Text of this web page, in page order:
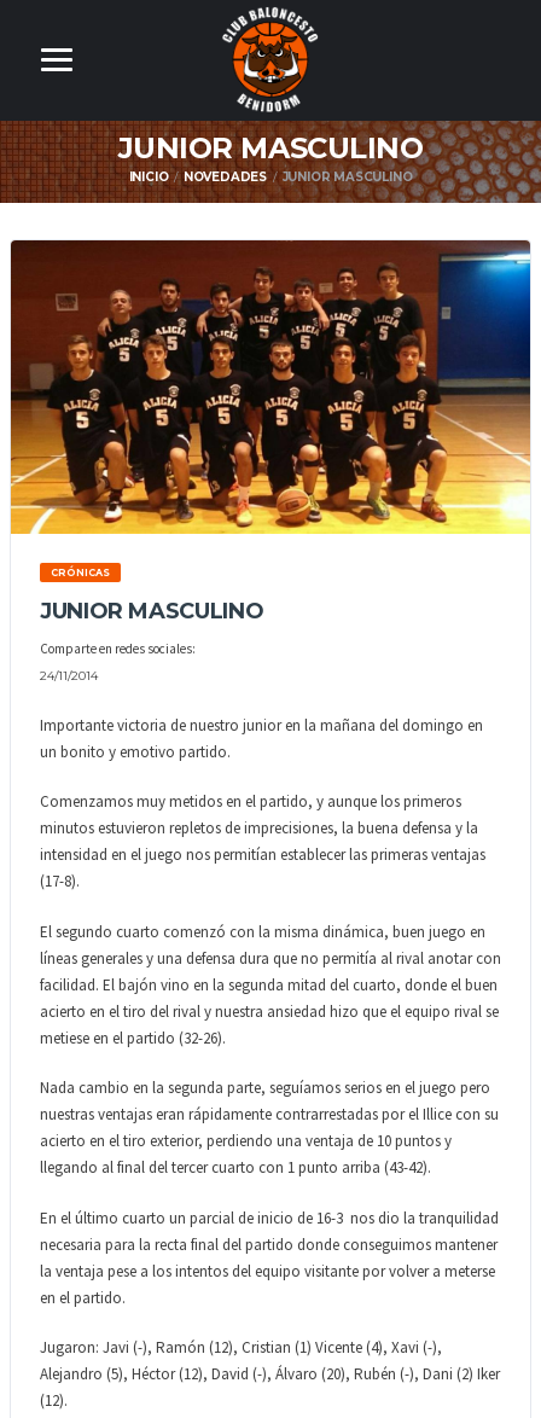
JUNIOR MASCULINO
INICIO NOVEDADES JUNIOR MASCULINO
CRÓNICAS
JUNIOR MASCULINO
Comparte en redes sociales:
24/11/2014
Importante victoria de nuestro junior en la mañana del domingo en
un bonito y emotivo partido.
Comenzamos muy metidos en el partido, y aunque los primeros
minutos estuvieron repletos de imprecisiones, la buena defensa y la
intensidad en el juego nos permitían establecer las primeras ventajas
(17-8).
El segundo cuarto comenzó con la misma dinámica, buen juego en
líneas generales y una defensa dura que no permitía al rival anotar con
facilidad. El bajón vino en la segunda mitad del cuarto, donde el buen
acierto en el tiro del rival y nuestra ansiedad hizo que el equipo rival se
metiese en el partido (32-26).
Nada cambio en la segunda parte, seguíamos serios en el juego pero
nuestras ventajas eran rápidamente contrarrestadas por el Illice con su
acierto en el tiro exterior, perdiendo una ventaja de 10 puntos y
llegando al final del tercer cuarto con 1 punto arriba (43-42).
En el último cuarto un parcial de inicio de 16-3 nos dio la tranquilidad
necesaria para la recta final del partido donde conseguimos mantener
la ventaja pese a los intentos del equipo visitante por volver a meterse
en el partido.
Jugaron: Javi (-), Ramón (12), Cristian (1) Vicente (4), Xavi (-),
Alejandro (5), Héctor (12), David (-), Álvaro (20), Rubén (-), Dani (2) Iker
(12).